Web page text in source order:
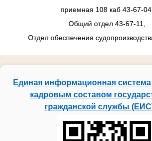
приемная 108 каб 43-67-04,
Общий отдел 43-67-11,
Отдел обеспечения
Единая информационная
кадровым составом
гражданской службы